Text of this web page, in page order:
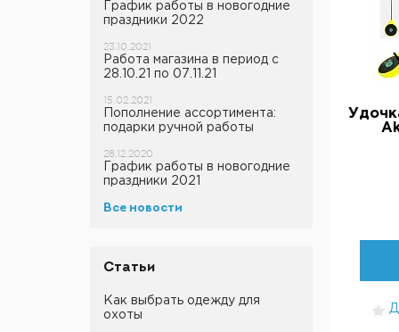
График работы в новогодние
праздники 2022
23.10.2021
Работа магазина в период с
28.10.21 по 07.11.21
15.02.2021
Пополнение ассортимента:
подарки ручной работы
28.12.2020
График работы в новогодние
праздники 2021
Все новости
Статьи
Как выбрать одежду для
охоты